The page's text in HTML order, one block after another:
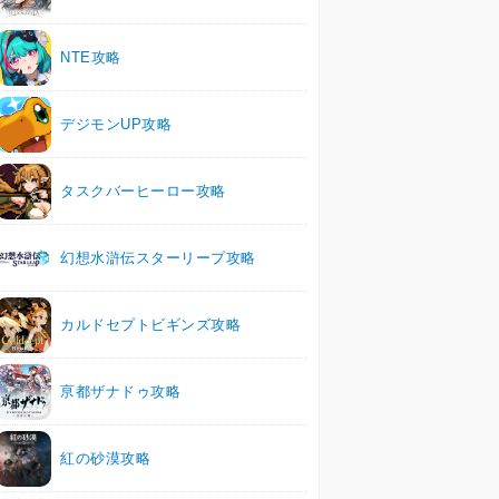
NTE攻略
デジモンUP攻略
タスクバーヒーロー攻略
幻想水滸伝スターリープ攻略
カルドセプトビギンズ攻略
亰都ザナドゥ攻略
紅の砂漠攻略